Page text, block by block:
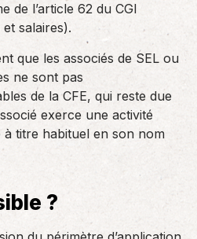
de l’article 62 du CGI
salaires).
que les associés de SEL ou
ne sont pas
de la CFE, qui reste due
exerce une activité
titre habituel en son nom
?